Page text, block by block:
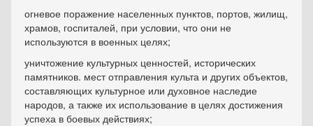
огневое поражение населенных пунктов, портов, жилищ,
храмов, госпиталей, при условии, что они не
используются в военных целях;
уничтожение культурных ценностей, исторических
памятников. мест отправления культа и других объектов,
составляющих культурное или духовное наследие
народов, а также их использование в целях достижения
успеха в боевых действиях;